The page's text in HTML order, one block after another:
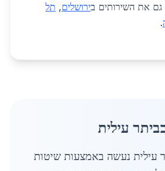
גם את השירותים בירושלים, תל
.
עילית
עילית נעשה באמצעות שיטות